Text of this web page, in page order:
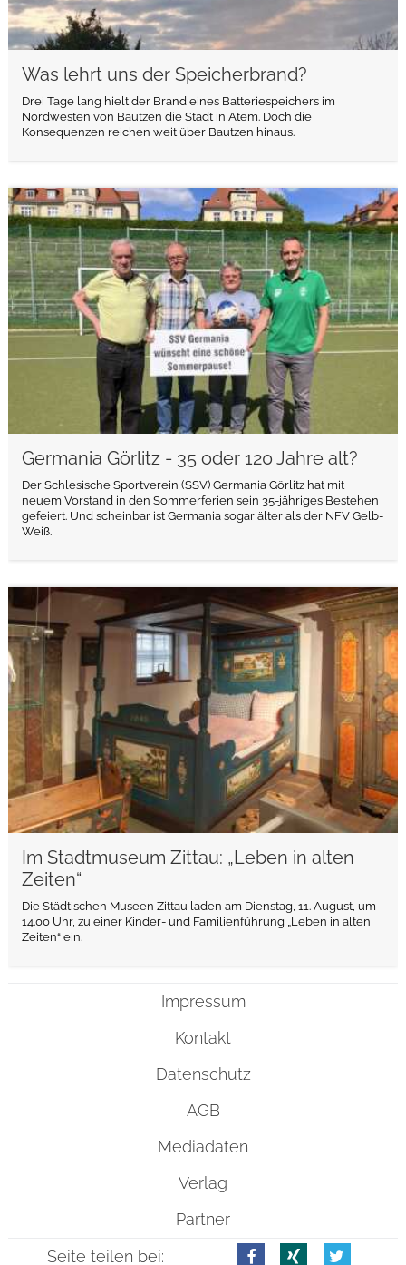
Was lehrt uns der Speicherbrand?
Drei Tage lang hielt der Brand eines Batteriespeichers im
Nordwesten von Bautzen die Stadt in Atem. Doch die
Konsequenzen reichen weit über Bautzen hinaus.
Germania Görlitz - 35 oder 120 Jahre alt?
Der Schlesische Sportverein (SSV) Germania Görlitz hat mit
neuem Vorstand in den Sommerferien sein 35-jähriges Bestehen
gefeiert. Und scheinbar ist Germania sogar älter als der NFV Gelb-
Weiß.
weiterlesen
Im Stadtmuseum Zittau: „Leben in alten
Zeiten“
Die Städtischen Museen Zittau laden am Dienstag, 11. August, um
14.00 Uhr, zu einer Kinder- und Familienführung „Leben in alten
Zeiten“ ein.
weiterlesen
Impressum
Kontakt
Datenschutz
AGB
Mediadaten
Verlag
Partner
Seite teilen bei: